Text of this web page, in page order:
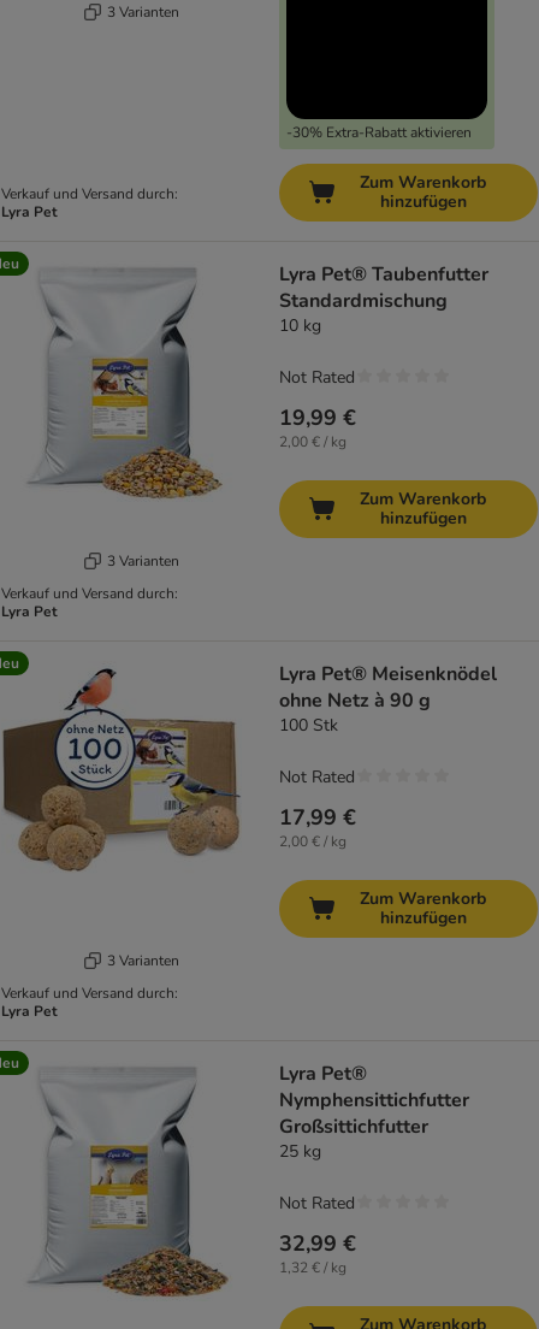
3 Varianten
Verkauf und Versand durch:
Lyra Pet
-30% Extra-Rabatt aktivieren
Zum Warenkorb
hinzufügen
3 Varianten
Verkauf und Versand durch:
Lyra Pet
Lyra Pet® Taubenfutter
Standardmischung
10 kg
19,99 €
2,00 € / kg
Not Rated
Zum Warenkorb
hinzufügen
3 Varianten
Verkauf und Versand durch:
Lyra Pet
Lyra Pet® Meisenknödel
ohne Netz à 90 g
100 Stk
17,99 €
2,00 € / kg
Not Rated
Zum Warenkorb
hinzufügen
Lyra Pet®
Nymphensittichfutter
Großsittichfutter
25 kg
32,99 €
1,32 € / kg
Not Rated